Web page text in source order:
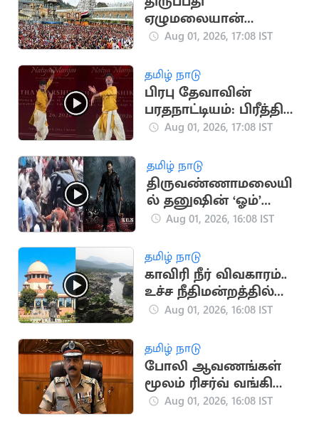
ஏழுமலையான்
கோயிலில் செப்.15-ல்
பிரம்மோற்சவ விழா
தொடக்கம்
Aug 01, 2026, 17:08 IST
தமிழ் நாடு
பிரபு தேவாவின்
பரதநாட்டியம்: பிரீத்தி
சஞ்சீவின் விமர்சனம்
Aug 01, 2026, 17:08 IST
தமிழ் நாடு
திருவண்ணாமலையி
ல் தனுஷின் ‘ஓம்’
படப்பிடிப்பு: திரண்ட
Aug 01, 2026, 16:08 IST
தமிழ் நாடு
காவிரி நீர் விவகாரம்..
உச்ச நீதிமன்றத்தில்
திமுக அவசர மனு
Aug 01, 2026, 16:08 IST
தமிழ் நாடு
போலி ஆவணங்கள்
மூலம் ரிசர்வ் வங்கி
மோசடி: முக்கிய
Aug 01, 2026, 16:08 IST